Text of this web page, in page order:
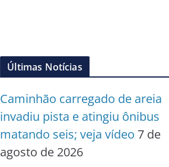
Últimas Notícias
Caminhão carregado de areia
invadiu pista e atingiu ônibus
matando seis; veja vídeo 7 de
agosto de 2026